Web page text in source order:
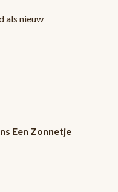
als nieuw
Een Zonnetje